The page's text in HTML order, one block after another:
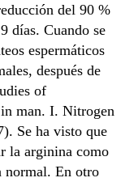
del 90 %
días. Cuando se
espermáticos
después de
of
man. I. Nitrogen
Se ha visto que
la arginina como
normal. En otro